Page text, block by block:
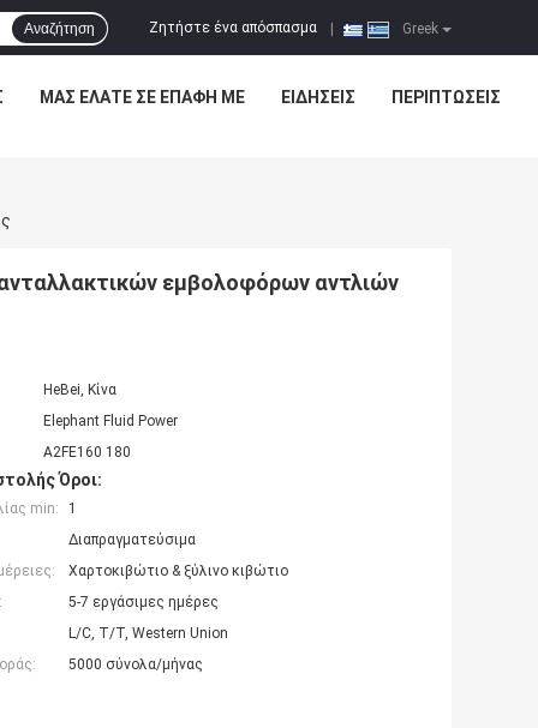
Greek
Ζητήστε ένα απόσπασμα
Αναζήτηση
ΜΑΣ ΕΛΆΤΕ ΣΕ ΕΠΑΦΉ ΜΕ ΕΙΔΉΣΕΙΣ ΠΕΡΙΠΤΏΣΕΙΣ
εμβολοφόρων αντλιών
HeBei, Κίνα
Elephant Fluid Power
A2FE160 180
Όροι:
min:
1
Διαπραγματεύσιμα
Χαρτοκιβώτιο & ξύλινο κιβώτιο
5-7 εργάσιμες ημέρες
L/C, T/T, Western Union
5000 σύνολα/μήνας